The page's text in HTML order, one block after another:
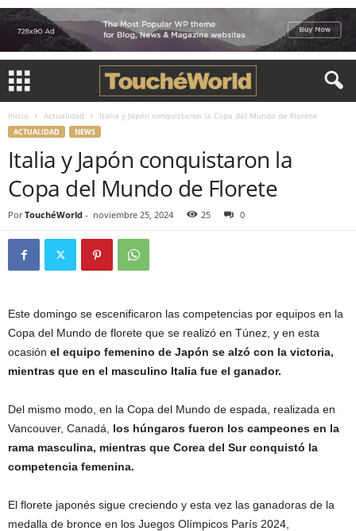
Inicio Actualidad Italia y Japón conquistaron la Copa del Mundo de Florete
ACTUALIDAD NEWS
Italia y Japón conquistaron la
Copa del Mundo de Florete
Por TouchéWorld - noviembre 25, 2024 25 0
Este domingo se escenificaron las competencias por equipos en la
Copa del Mundo de florete que se realizó en Túnez, y en esta
ocasión el equipo femenino de Japón se alzó con la victoria,
mientras que en el masculino Italia fue el ganador.
Del mismo modo, en la Copa del Mundo de espada, realizada en
Vancouver, Canadá, los húngaros fueron los campeones en la
rama masculina, mientras que Corea del Sur conquistó la
competencia femenina.
El florete japonés sigue creciendo y esta vez las ganadoras de la
medalla de bronce en los Juegos Olímpicos París 2024,